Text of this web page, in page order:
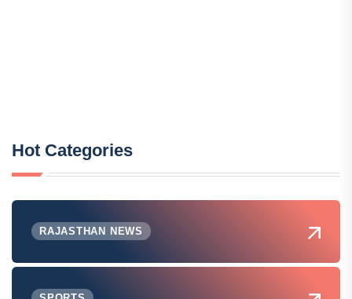
Hot Categories
RAJASTHAN NEWS